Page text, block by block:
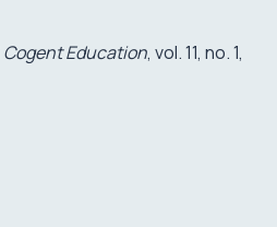
Cogent Education, vol. 11, no. 1,